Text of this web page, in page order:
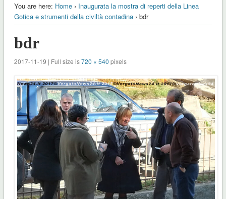
You are here: Home› Inaugurata la mostra di reperti della Linea
Gotica e strumenti della civiltà contadina› bdr
bdr
2017-11-19 | Full size is720 × 540 pixels